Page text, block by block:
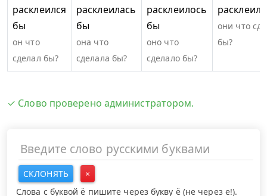
расклеился
бы
он что
сделал бы?
расклеилась
бы
она что
сделала бы?
расклеилось
бы
оно что
сделало бы?
они что
бы?
✓ Слово проверено администратором.
СКЛОНЯТЬ
×
Слова с буквой ё пишите через букву ё (не через е!).